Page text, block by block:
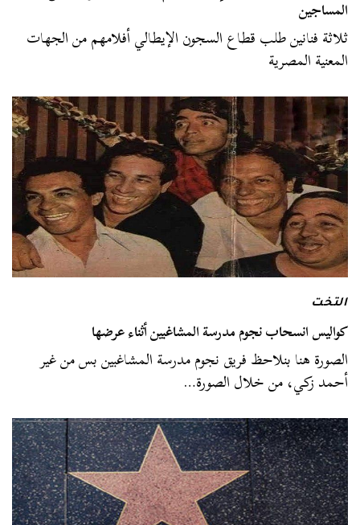
المساجين
ثلاثة فنانين طلب قطاع السجون الإيطالي أفلامهم من الجهات
المعنية المصرية
التخت
كواليس انسحاب نجوم مدرسة المشاغبين أثناء عرضها
الصورة هنا بنلاحظ فريق نجوم مدرسة المشاغبين بس من غير
أحمد زكي، من خلال الصورة…